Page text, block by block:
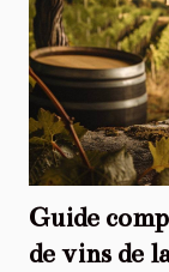
Guide
de vins de